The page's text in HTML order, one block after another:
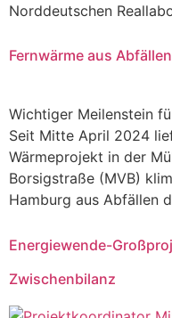
Norddeutschen
Fernwärme aus Abfällen
Wichtiger Meilenstein
Seit Mitte April 2024
Wärmeprojekt in der
Borsigstraße (MVB)
Hamburg aus Abfällen
Energiewende-
Zwischenbilanz